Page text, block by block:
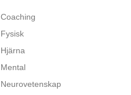
Coaching
Fysisk
Hjärna
Mental
Neurovetenskap